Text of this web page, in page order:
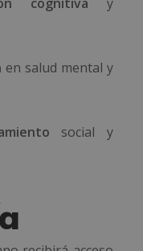
en salud mental y
social y